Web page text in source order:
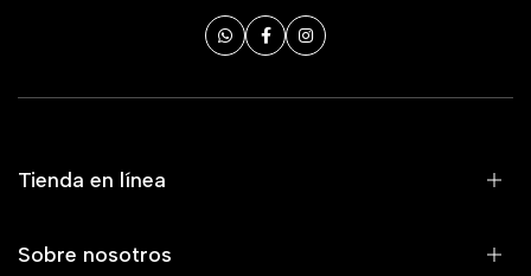
Tienda en línea
Sobre nosotros